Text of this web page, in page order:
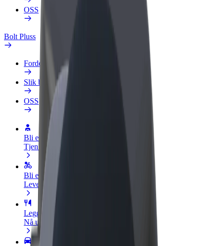
OSS
Bolt Pluss
Fordeler
Slik blir du med
OSS
Bli en sjåfør
Tjen penger på egne vilkår
Bli et leveringsbud
Lever mat og få betalt ukentlig
Legg til en restaurant eller butikk
Nå ut til flere kunder og øk inntjeningen